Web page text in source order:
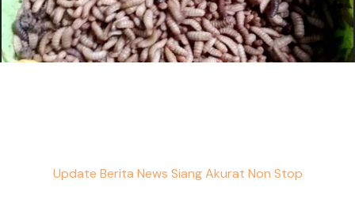
Update Berita News Siang Akurat Non Stop